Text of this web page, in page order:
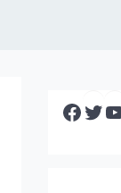
Facebook Twitter